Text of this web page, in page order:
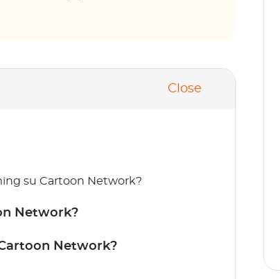
Close
su Cartoon Network?
Network?
Network?